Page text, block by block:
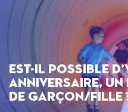
Aller au contenu
Est-il possible
anniversaire, un
de garçon/fille